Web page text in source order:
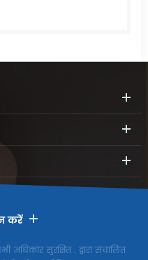
करें
अधिकार सुरक्षित . द्वारा संचालित